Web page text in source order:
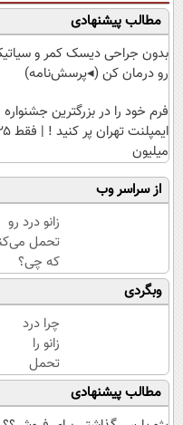
مطالب پیشنهادی
بدون جراحی دیسک کمر و
رو درمان کن (◂پرسش‌نامه)
فرم خود را در بزرگترین جشنواره
ایمپلنت تهران پر
میلیون
از سراسر وب
زانو درد رو
تحمل
که چی؟
راه‌حلش
وبگردی
چرا درد
زانو را
تحمل
می‌کنی؟
خیلی
مطالب پیشنهادی